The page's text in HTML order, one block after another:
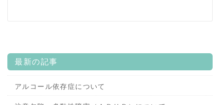
最新の記事
アルコール依存症について